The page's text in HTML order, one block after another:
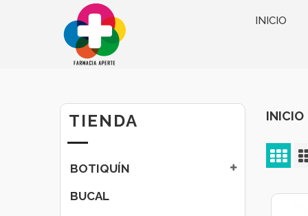
INICIO
TIENDA
BOTIQUÍN
BUCAL
INICIO